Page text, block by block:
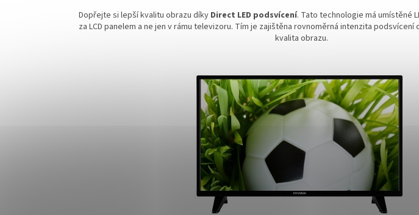
Dopřejte si lepší kvalitu obrazu díky Direct LED podsvícení. Tato technologie má umístěné
za LCD panelem a ne jen v rámu televizoru. Tím je zajištěna rovnoměrná intenzita
kvalita obrazu.